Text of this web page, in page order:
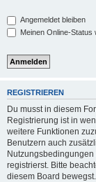
Angemeldet bleiben
Meinen Online-
REGISTRIEREN
Du musst in diesem
Registrierung ist in
weitere Funktionen
Benutzern auch
registrierst. Bitte
diesem Board bewegst.